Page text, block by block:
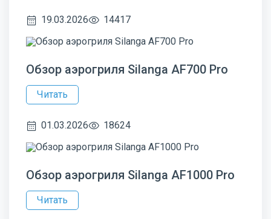
19.03.2026 14417
Обзор аэрогриля Silanga AF700 Pro
Читать
01.03.2026 18624
Обзор аэрогриля Silanga AF1000 Pro
Читать